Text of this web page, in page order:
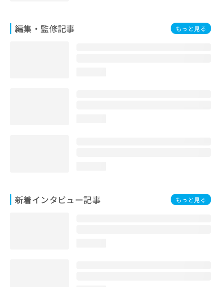
編集・監修記事 もっと見る
新着インタビュー記事 もっと見る